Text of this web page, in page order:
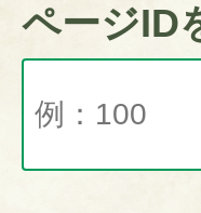
ページID